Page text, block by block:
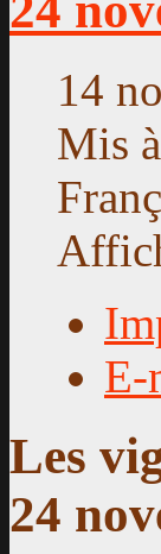
14
Mis
E-
Les
24